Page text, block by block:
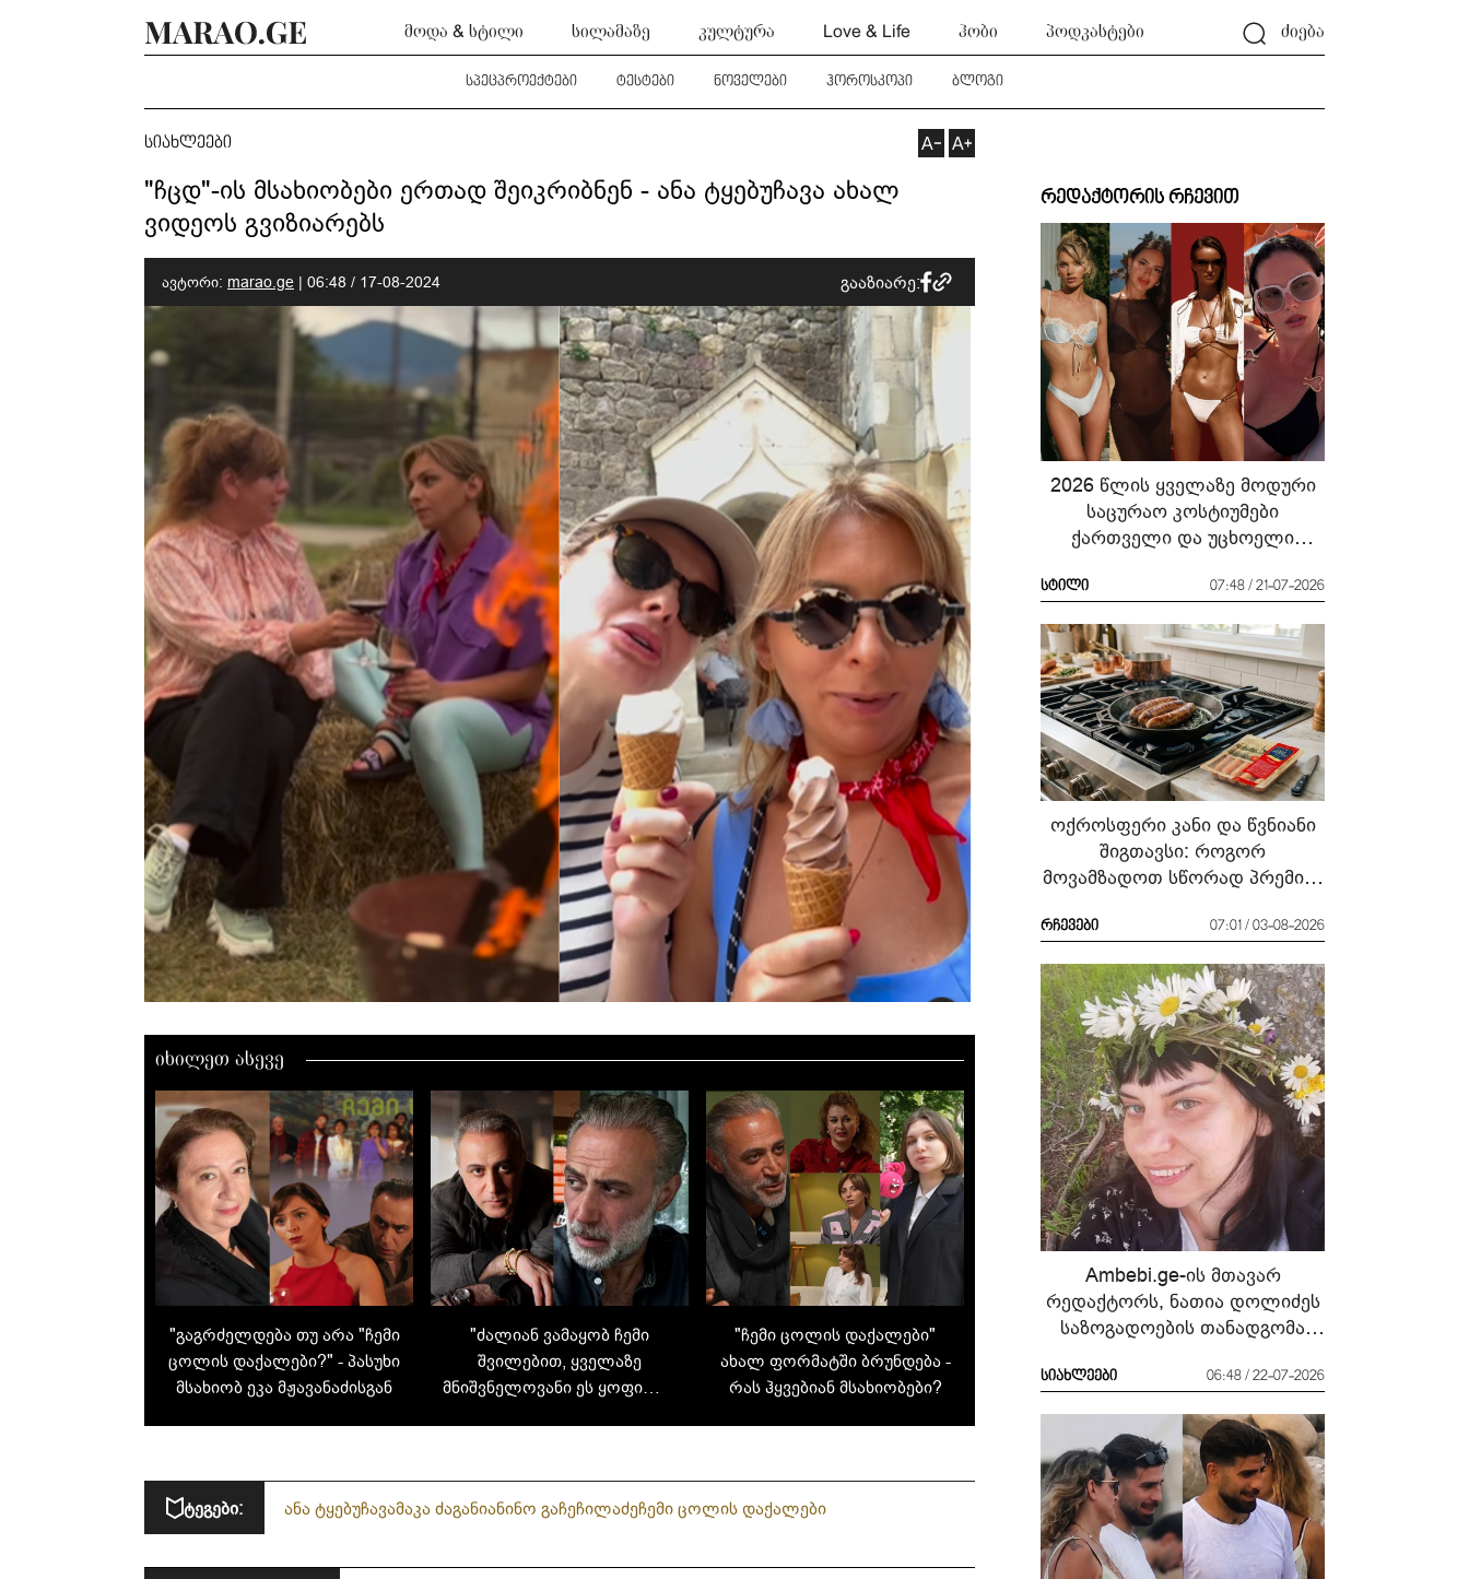
მოდა & სტილი სილამაზე კულტურა Love & Life ჰობი პოდკასტები ძიება
სპეცპროექტები ტესტები ნოველები ჰოროსკოპი ბლოგი
სიახლეები
"ჩცდ"-ის მსახიობები ერთად შეიკრიბნენ - ანა ტყებუჩავა ახალ
ვიდეოს გვიზიარებს
ავტორი: marao.ge | 06:48 / 17-08-2024 გააზიარე:
იხილეთ ასევე
"გაგრძელდება თუ არა "ჩემი
ცოლის დაქალები?" - პასუხი
მსახიობ ეკა მჟავანაძისგან
"ძალიან ვამაყობ ჩემი
შვილებით, ყველაზე
მნიშვნელოვანი ეს ყოფილა"
"ჩემი ცოლის დაქალები"
ახალ ფორმატში ბრუნდება -
რას ჰყვებიან მსახიობები?
ტეგები: ანა ტყებუჩავამაკა ძაგანიანინო გაჩეჩილაძეჩემი ცოლის დაქალები
რედაქტორის რჩევით
2026 წლის ყველაზე მოდური
საცურაო კოსტიუმები
ქართველი და უცხოელი
რა ჩავიცვათ სანაპიროზე?
სტილი 07:48 / 21-07-2026
ოქროსფერი კანი და წვნიანი
შიგთავსი: როგორ
მოვამზადოთ სწორად პრემიუმ
„შეფმაისტერის“
რჩევები 07:01 / 03-08-2026
Ambebi.ge-ის მთავარ
რედაქტორს, ნათია დოლიძეს
საზოგადოების თანადგომა
სიახლეები 06:48 / 22-07-2026